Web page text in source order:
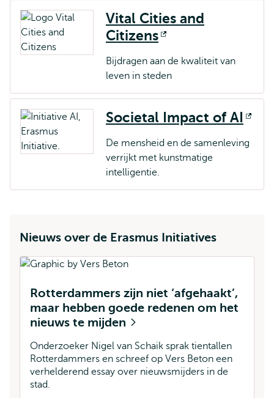
Vital Cities and
Citizens
Bijdragen aan de kwaliteit van
leven in steden
Societal Impact of AI
De mensheid en de samenleving
verrijkt met kunstmatige
intelligentie.
Nieuws over de Erasmus Initiatives
Rotterdammers zijn niet ‘afgehaakt’,
maar hebben goede redenen om het
nieuws te mijden
Onderzoeker Nigel van Schaik sprak tientallen
Rotterdammers en schreef op Vers Beton een
verhelderend essay over nieuwsmijders in de
stad.